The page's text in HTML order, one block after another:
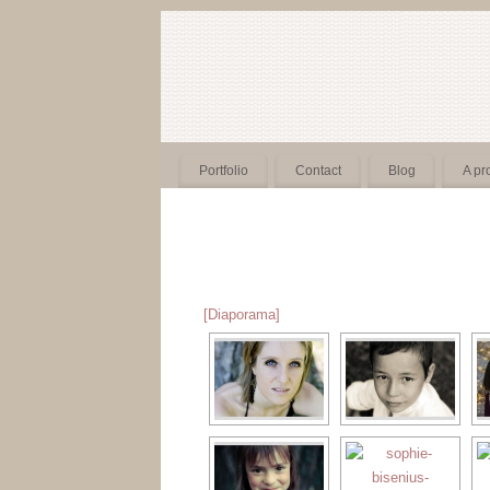
Portfolio Contact Blog A
[Diaporama]